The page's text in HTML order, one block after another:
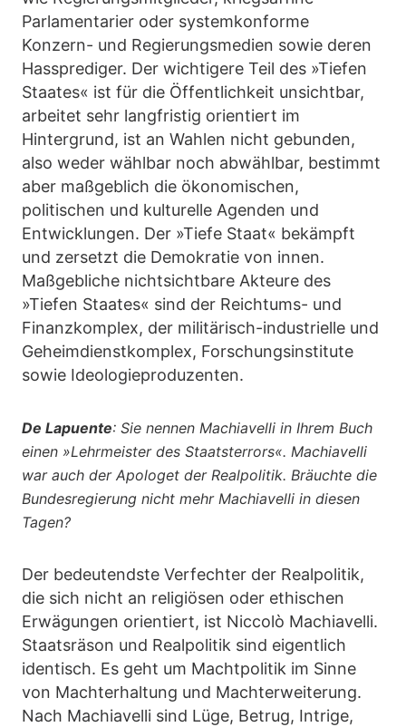
Parlamentarier oder systemkonforme
Konzern- und Regierungsmedien sowie deren
Hassprediger. Der wichtigere Teil des »Tiefen
Staates« ist für die Öffentlichkeit unsichtbar,
arbeitet sehr langfristig orientiert im
Hintergrund, ist an Wahlen nicht gebunden,
also weder wählbar noch abwählbar, bestimmt
aber maßgeblich die ökonomischen,
politischen und kulturelle Agenden und
Entwicklungen. Der »Tiefe Staat« bekämpft
und zersetzt die Demokratie von innen.
Maßgebliche nichtsichtbare Akteure des
»Tiefen Staates« sind der Reichtums- und
Finanzkomplex, der militärisch-industrielle und
Geheimdienstkomplex, Forschungsinstitute
sowie Ideologieproduzenten.
De Lapuente: Sie nennen Machiavelli in Ihrem Buch
einen »Lehrmeister des Staatsterrors«. Machiavelli
war auch der Apologet der Realpolitik. Bräuchte die
Bundesregierung nicht mehr Machiavelli in diesen
Tagen?
Der bedeutendste Verfechter der Realpolitik,
die sich nicht an religiösen oder ethischen
Erwägungen orientiert, ist Niccolò Machiavelli.
Staatsräson und Realpolitik sind eigentlich
identisch. Es geht um Machtpolitik im Sinne
von Machterhaltung und Machterweiterung.
Nach Machiavelli sind Lüge, Betrug, Intrige,